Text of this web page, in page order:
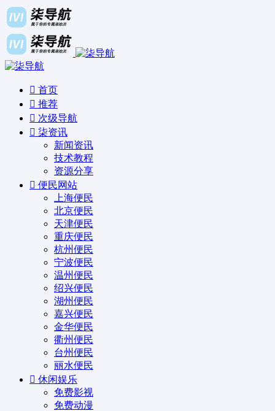
首页
推荐
次级导航
柒资讯
新闻资讯
技术教程
资源分享
便民网站
上海便民
北京便民
天津便民
重庆便民
杭州便民
宁波便民
温州便民
绍兴便民
湖州便民
嘉兴便民
金华便民
衢州便民
台州便民
丽水便民
休闲娱乐
免费影视
免费动漫